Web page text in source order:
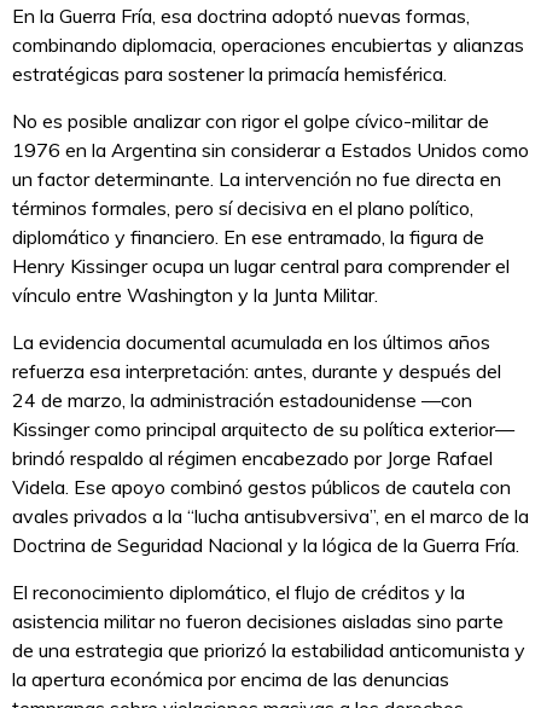
En la Guerra Fría, esa doctrina adoptó nuevas formas,
combinando diplomacia, operaciones encubiertas y alianzas
estratégicas para sostener la primacía hemisférica.
No es posible analizar con rigor el golpe cívico-militar de
1976 en la Argentina sin considerar a Estados Unidos como
un factor determinante. La intervención no fue directa en
términos formales, pero sí decisiva en el plano político,
diplomático y financiero. En ese entramado, la figura de
Henry Kissinger ocupa un lugar central para comprender el
vínculo entre Washington y la Junta Militar.
La evidencia documental acumulada en los últimos años
refuerza esa interpretación: antes, durante y después del
24 de marzo, la administración estadounidense —con
Kissinger como principal arquitecto de su política exterior—
brindó respaldo al régimen encabezado por Jorge Rafael
Videla. Ese apoyo combinó gestos públicos de cautela con
avales privados a la “lucha antisubversiva”, en el marco de la
Doctrina de Seguridad Nacional y la lógica de la Guerra Fría.
El reconocimiento diplomático, el flujo de créditos y la
asistencia militar no fueron decisiones aisladas sino parte
de una estrategia que priorizó la estabilidad anticomunista y
la apertura económica por encima de las denuncias